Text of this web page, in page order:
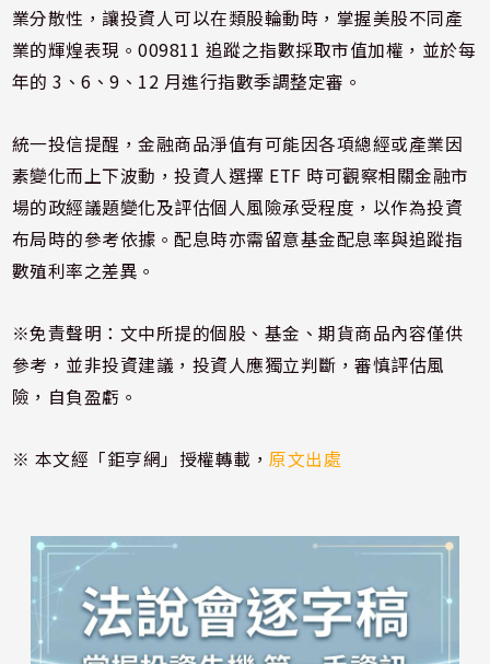
業分散性，讓投資人可以在類股輪動時，掌握美股不同產
業的輝煌表現。009811 追蹤之指數採取市值加權，並於每
年的 3、6、9、12 月進行指數季調整定審。
統一投信提醒，金融商品淨值有可能因各項總經或產業因
素變化而上下波動，投資人選擇 ETF 時可觀察相關金融市
場的政經議題變化及評估個人風險承受程度，以作為投資
布局時的參考依據。配息時亦需留意基金配息率與追蹤指
數殖利率之差異。
※免責聲明：文中所提的個股、基金、期貨商品內容僅供
參考，並非投資建議，投資人應獨立判斷，審慎評估風
險，自負盈虧。
※ 本文經「鉅亨網」授權轉載，原文出處